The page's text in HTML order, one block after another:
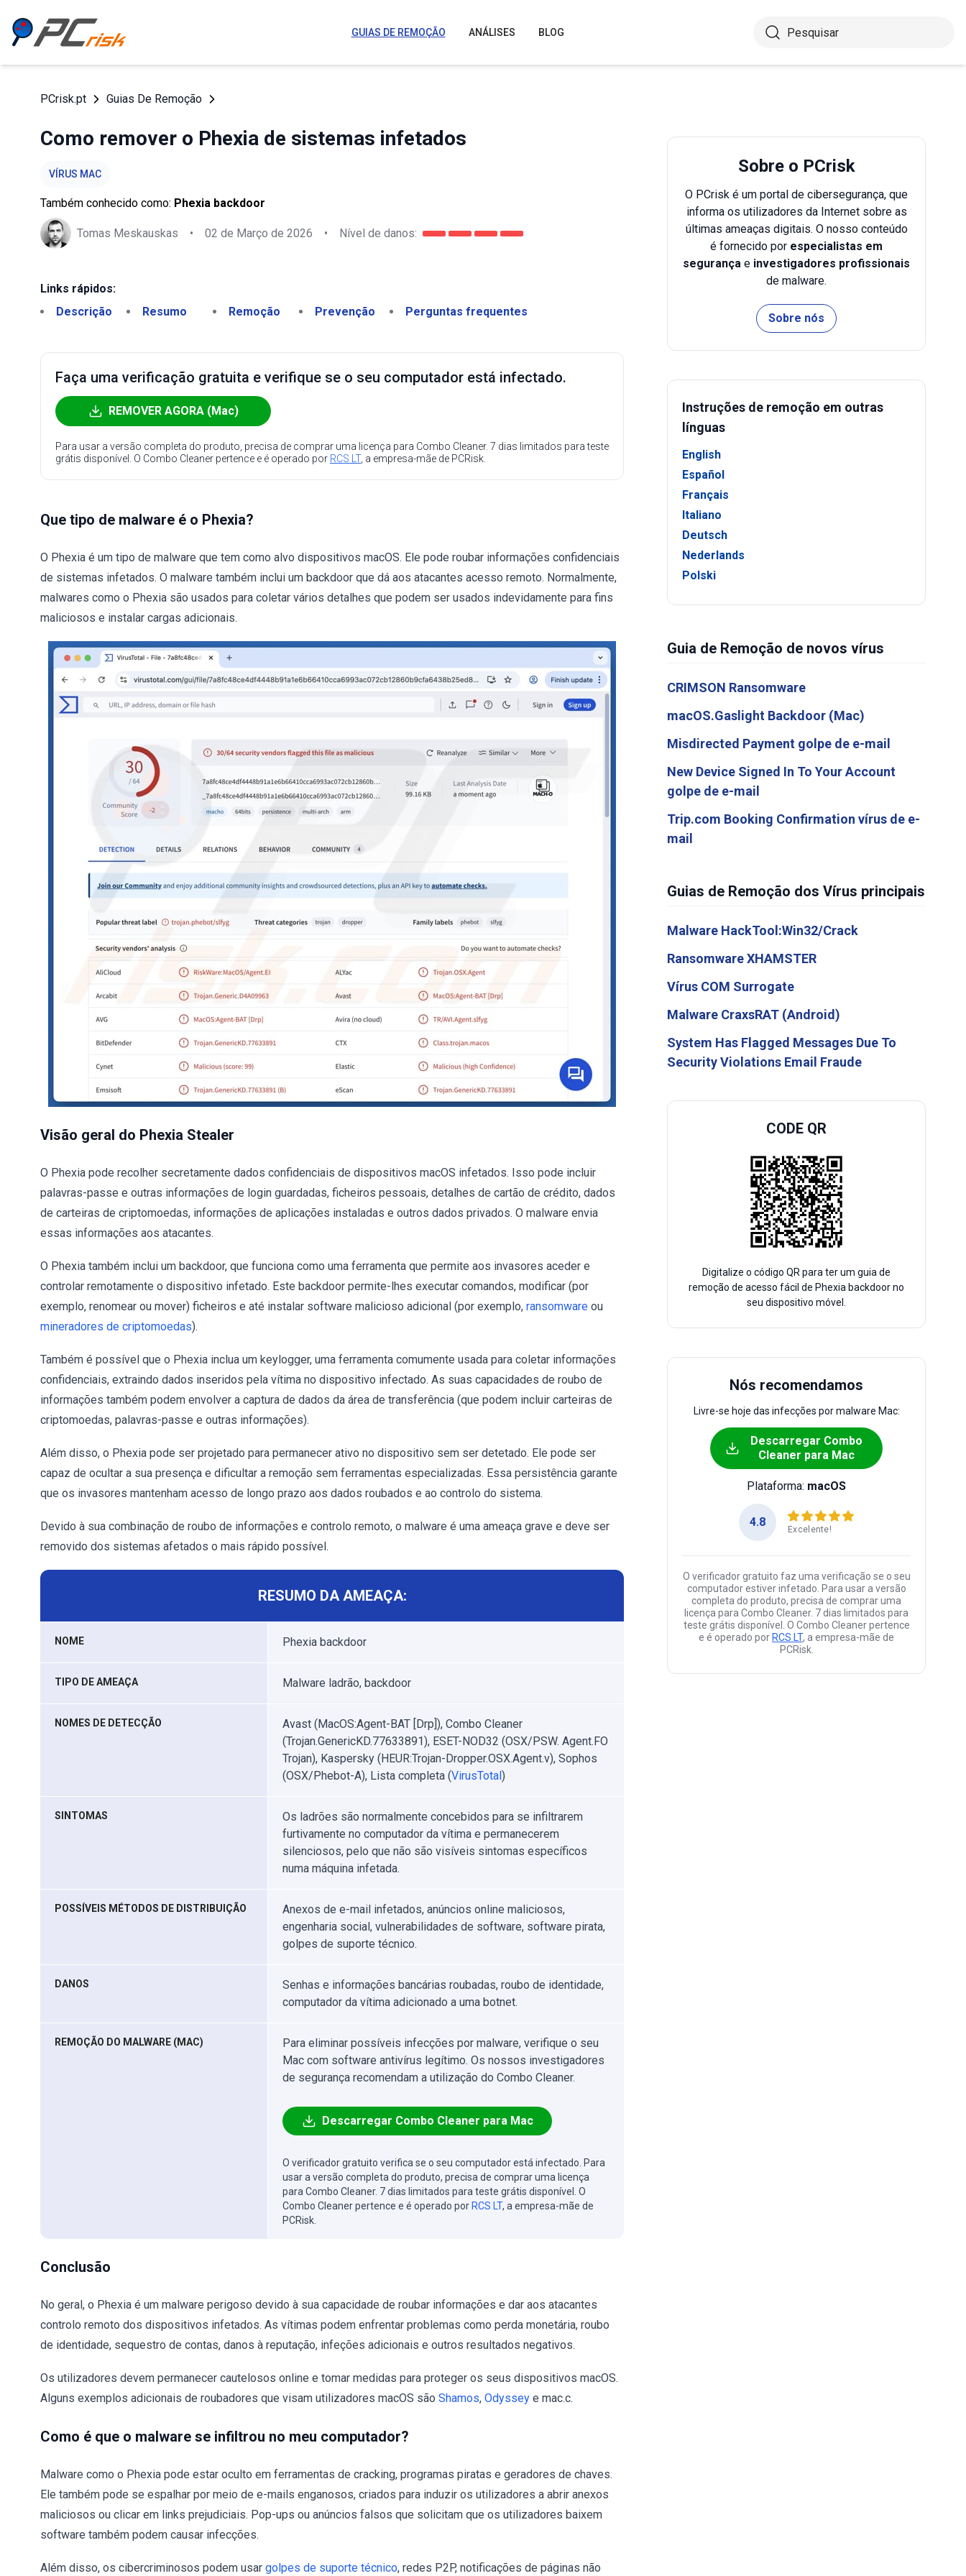
GUIAS DE REMOÇÃO ANÁLISES BLOG
PCrisk.pt Guias De Remoção
Como remover o Phexia de sistemas infetados
VÍRUS MAC
Também conhecido como: Phexia backdoor
Tomas Meskauskas • 02 de Março de 2026 • Nível de danos:
Links rápidos:
Descrição
Resumo Remoção Prevenção Perguntas frequentes
Faça uma verificação gratuita e verifique se o seu computador está infectado.
REMOVER AGORA (Mac)
Para usar a versão completa do produto, precisa de comprar uma licença para Combo Cleaner. 7 dias limitados para teste
grátis disponível. O Combo Cleaner pertence e é operado por RCS LT, a empresa-mãe de PCRisk.
Que tipo de malware é o Phexia?
O Phexia é um tipo de malware que tem como alvo dispositivos macOS. Ele pode roubar informações confidenciais
de sistemas infetados. O malware também inclui um backdoor que dá aos atacantes acesso remoto. Normalmente,
malwares como o Phexia são usados para coletar vários detalhes que podem ser usados indevidamente para fins
maliciosos e instalar cargas adicionais.
Visão geral do Phexia Stealer
O Phexia pode recolher secretamente dados confidenciais de dispositivos macOS infetados. Isso pode incluir
palavras-passe e outras informações de login guardadas, ficheiros pessoais, detalhes de cartão de crédito, dados
de carteiras de criptomoedas, informações de aplicações instaladas e outros dados privados. O malware envia
essas informações aos atacantes.
O Phexia também inclui um backdoor, que funciona como uma ferramenta que permite aos invasores aceder e
controlar remotamente o dispositivo infetado. Este backdoor permite-lhes executar comandos, modificar (por
exemplo, renomear ou mover) ficheiros e até instalar software malicioso adicional (por exemplo, ransomware ou
mineradores de criptomoedas).
Também é possível que o Phexia inclua um keylogger, uma ferramenta comumente usada para coletar informações
confidenciais, extraindo dados inseridos pela vítima no dispositivo infectado. As suas capacidades de roubo de
informações também podem envolver a captura de dados da área de transferência (que podem incluir carteiras de
criptomoedas, palavras-passe e outras informações).
Além disso, o Phexia pode ser projetado para permanecer ativo no dispositivo sem ser detetado. Ele pode ser
capaz de ocultar a sua presença e dificultar a remoção sem ferramentas especializadas. Essa persistência garante
que os invasores mantenham acesso de longo prazo aos dados roubados e ao controlo do sistema.
Devido à sua combinação de roubo de informações e controlo remoto, o malware é uma ameaça grave e deve ser
removido dos sistemas afetados o mais rápido possível.
RESUMO DA AMEAÇA:
NOME Phexia backdoor
TIPO DE AMEAÇA Malware ladrão, backdoor
NOMES DE DETECÇÃO
Avast (MacOS:Agent-BAT [Drp]), Combo Cleaner
(Trojan.GenericKD.77633891), ESET-NOD32 (OSX/PSW. Agent.FO
Trojan), Kaspersky (HEUR:Trojan-Dropper.OSX.Agent.v), Sophos
(OSX/Phebot-A), Lista completa (VirusTotal)
SINTOMAS
Os ladrões são normalmente concebidos para se infiltrarem
furtivamente no computador da vítima e permanecerem
silenciosos, pelo que não são visíveis sintomas específicos
numa máquina infetada.
POSSÍVEIS MÉTODOS DE DISTRIBUIÇÃO
Anexos de e-mail infetados, anúncios online maliciosos,
engenharia social, vulnerabilidades de software, software pirata,
golpes de suporte técnico.
DANOS
Senhas e informações bancárias roubadas, roubo de identidade,
computador da vítima adicionado a uma botnet.
REMOÇÃO DO MALWARE (MAC)
Para eliminar possíveis infecções por malware, verifique o seu
Mac com software antivírus legítimo. Os nossos investigadores
de segurança recomendam a utilização do Combo Cleaner.
Descarregar Combo Cleaner para Mac
O verificador gratuito verifica se o seu computador está infectado. Para
usar a versão completa do produto, precisa de comprar uma licença
para Combo Cleaner. 7 dias limitados para teste grátis disponível. O
Combo Cleaner pertence e é operado por RCS LT, a empresa-mãe de
PCRisk.
Conclusão
No geral, o Phexia é um malware perigoso devido à sua capacidade de roubar informações e dar aos atacantes
controlo remoto dos dispositivos infetados. As vítimas podem enfrentar problemas como perda monetária, roubo
de identidade, sequestro de contas, danos à reputação, infeções adicionais e outros resultados negativos.
Os utilizadores devem permanecer cautelosos online e tomar medidas para proteger os seus dispositivos macOS.
Alguns exemplos adicionais de roubadores que visam utilizadores macOS são Shamos, Odyssey e mac.c.
Como é que o malware se infiltrou no meu computador?
Malware como o Phexia pode estar oculto em ferramentas de cracking, programas piratas e geradores de chaves.
Ele também pode se espalhar por meio de e-mails enganosos, criados para induzir os utilizadores a abrir anexos
maliciosos ou clicar em links prejudiciais. Pop-ups ou anúncios falsos que solicitam que os utilizadores baixem
software também podem causar infecções.
Além disso, os cibercriminosos podem usar golpes de suporte técnico, redes P2P, notificações de páginas não
Sobre o PCrisk
O PCrisk é um portal de cibersegurança, que
informa os utilizadores da Internet sobre as
últimas ameaças digitais. O nosso conteúdo
é fornecido por especialistas em
segurança e investigadores profissionais
de malware.
Sobre nós
Instruções de remoção em outras
línguas
English
Español
Français
Italiano
Deutsch
Nederlands
Polski
Guia de Remoção de novos vírus
CRIMSON Ransomware
macOS.Gaslight Backdoor (Mac)
Misdirected Payment golpe de e-mail
New Device Signed In To Your Account
golpe de e-mail
Trip.com Booking Confirmation vírus de e-
mail
Guias de Remoção dos Vírus principais
Malware HackTool:Win32/Crack
Ransomware XHAMSTER
Vírus COM Surrogate
Malware CraxsRAT (Android)
System Has Flagged Messages Due To
Security Violations Email Fraude
CODE QR
Digitalize o código QR para ter um guia de
remoção de acesso fácil de Phexia backdoor no
seu dispositivo móvel.
Nós recomendamos
Livre-se hoje das infecções por malware Mac:
Descarregar Combo
Cleaner para Mac
Plataforma: macOS
4.8
Excelente!
O verificador gratuito faz uma verificação se o seu
computador estiver infetado. Para usar a versão
completa do produto, precisa de comprar uma
licença para Combo Cleaner. 7 dias limitados para
teste grátis disponível. O Combo Cleaner pertence
e é operado por RCS LT, a empresa-mãe de
PCRisk.